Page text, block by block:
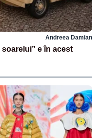
Andreea Damian
e în acest